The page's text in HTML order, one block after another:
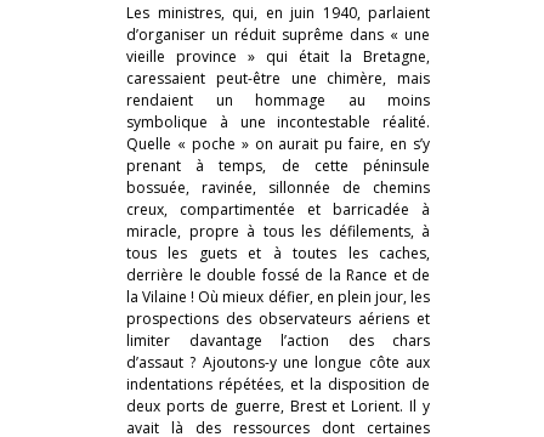
Les ministres, qui, en juin 1940, parlaient
d’organiser un réduit suprême dans « une
vieille province » qui était la Bretagne,
caressaient peut-être une chimère, mais
rendaient un hommage au moins
symbolique à une incontestable réalité.
Quelle « poche » on aurait pu faire, en s’y
prenant à temps, de cette péninsule
bossuée, ravinée, sillonnée de chemins
creux, compartimentée et barricadée à
miracle, propre à tous les défilements, à
tous les guets et à toutes les caches,
derrière le double fossé de la Rance et de
la Vilaine ! Où mieux défier, en plein jour, les
prospections des observateurs aériens et
limiter davantage l’action des chars
d’assaut ? Ajoutons-y une longue côte aux
indentations répétées, et la disposition de
deux ports de guerre, Brest et Lorient. Il y
avait là des ressources dont certaines